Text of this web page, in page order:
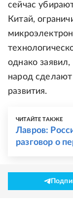
сейчас
Китай,
однако
народ
развития.
ЧИТАЙТЕ ТАКЖЕ
Лавров:
разговор о